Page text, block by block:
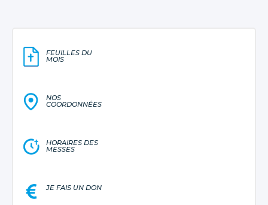
FEUILLES DU
MOIS
NOS
COORDONNÉES
HORAIRES DES
MESSES
JE FAIS UN DON